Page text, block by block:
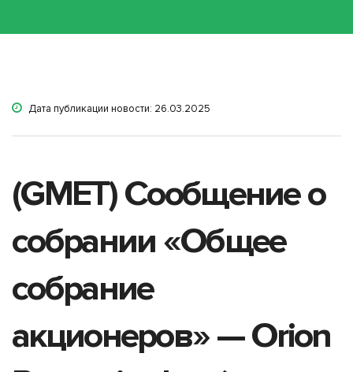
Дата публикации новости: 26.03.2025
(GMET) Сообщение о
собрании «Общее
собрание
акционеров» — Orion